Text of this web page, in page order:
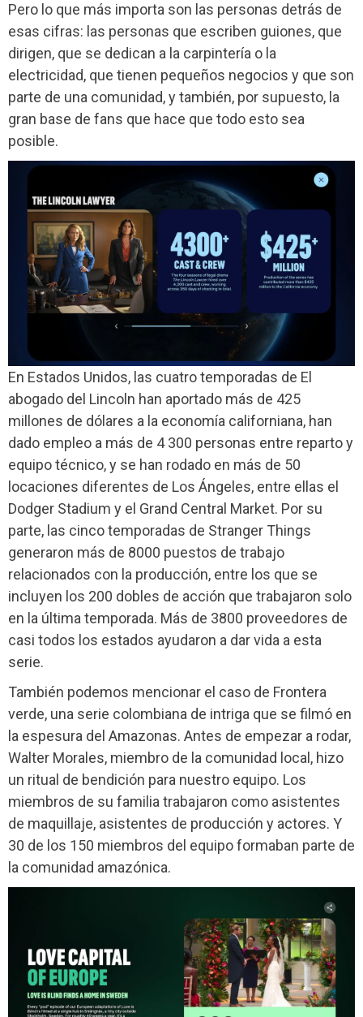
Pero lo que más importa son las personas detrás de
esas cifras: las personas que escriben guiones, que
dirigen, que se dedican a la carpintería o la
electricidad, que tienen pequeños negocios y que son
parte de una comunidad, y también, por supuesto, la
gran base de fans que hace que todo esto sea
posible.
En Estados Unidos, las cuatro temporadas de El
abogado del Lincoln han aportado más de 425
millones de dólares a la economía californiana, han
dado empleo a más de 4 300 personas entre reparto y
equipo técnico, y se han rodado en más de 50
locaciones diferentes de Los Ángeles, entre ellas el
Dodger Stadium y el Grand Central Market. Por su
parte, las cinco temporadas de Stranger Things
generaron más de 8000 puestos de trabajo
relacionados con la producción, entre los que se
incluyen los 200 dobles de acción que trabajaron solo
en la última temporada. Más de 3800 proveedores de
casi todos los estados ayudaron a dar vida a esta
serie.
También podemos mencionar el caso de Frontera
verde, una serie colombiana de intriga que se filmó en
la espesura del Amazonas. Antes de empezar a rodar,
Walter Morales, miembro de la comunidad local, hizo
un ritual de bendición para nuestro equipo. Los
miembros de su familia trabajaron como asistentes
de maquillaje, asistentes de producción y actores. Y
30 de los 150 miembros del equipo formaban parte de
la comunidad amazónica.